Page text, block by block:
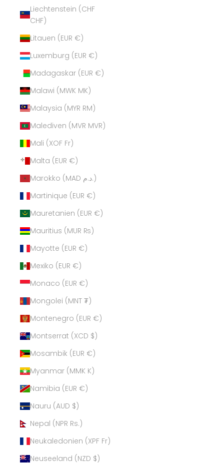
Liechtenstein (CHF
CHF)
Litauen (EUR €)
Luxemburg (EUR €)
Madagaskar (EUR €)
Malawi (MWK MK)
Malaysia (MYR RM)
Malediven (MVR MVR)
Mali (XOF Fr)
Malta (EUR €)
Marokko (MAD د.م.)
Martinique (EUR €)
Mauretanien (EUR €)
Mauritius (MUR ₨)
Mayotte (EUR €)
Mexiko (EUR €)
Monaco (EUR €)
Mongolei (MNT ₮)
Montenegro (EUR €)
Montserrat (XCD $)
Mosambik (EUR €)
Myanmar (MMK K)
Namibia (EUR €)
Nauru (AUD $)
Nepal (NPR Rs.)
Neukaledonien (XPF Fr)
Neuseeland (NZD $)